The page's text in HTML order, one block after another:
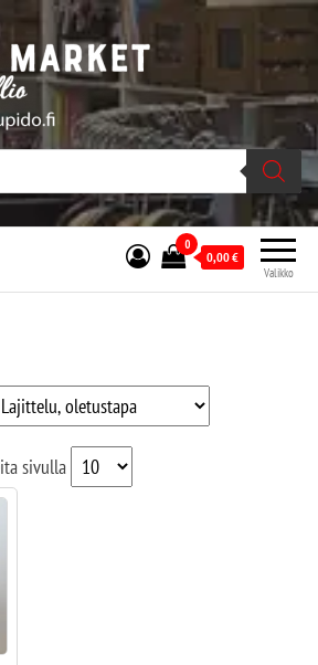
– verkossa ja kivijalassa
Stupido Market on vaihtoehtomusaan
erikoistunut verkko- sekä
kivijalkakauppa Helsingissä Kallion
sydämessä.
Valikko
0
0,00€
sivulla